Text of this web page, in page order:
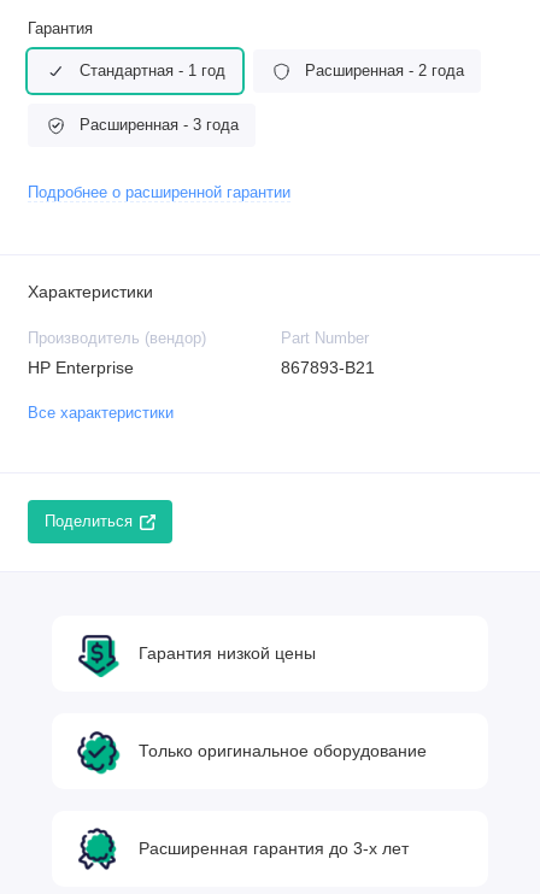
Гарантия
Стандартная - 1 год Расширенная - 2 года
Расширенная - 3 года
Подробнее о расширенной гарантии
Характеристики
Производитель (вендор)
HP Enterprise
Part Number
867893-B21
Все характеристики
Поделиться
Гарантия низкой цены
Только оригинальное оборудование
Расширенная гарантия до 3-х лет